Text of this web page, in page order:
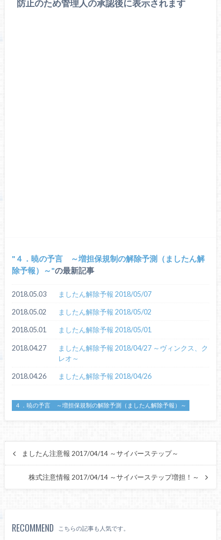
防止のため管理人の承認後に表示されます
４．暁の予言 ～増担保規制の解除予測（ましたん解
除予報）～ の最新記事
2018.05.03 ましたん解除予報 2018/05/07
2018.05.02 ましたん解除予報 2018/05/02
2018.05.01 ましたん解除予報 2018/05/01
2018.04.27
ましたん解除予報 2018/04/27 ～ヴィンクス、ク
レオ～
2018.04.26 ましたん解除予報 2018/04/26
４．暁の予言 ～増担保規制の解除予測（ましたん解除予報）～
ましたん注意報 2017/04/14 ～サイバーステップ～
株式注意情報 2017/04/14 ～サイバーステップ増担！～
RECOMMEND こちらの記事も人気です。